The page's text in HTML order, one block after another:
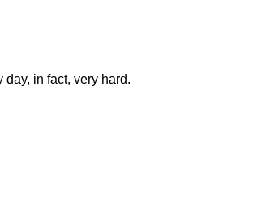
day, in fact, very hard.